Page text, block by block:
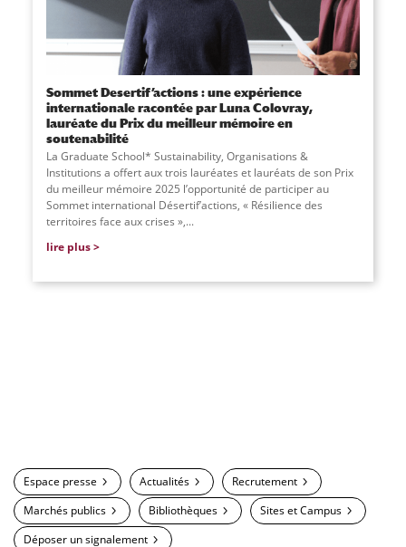
Sommet Desertif’actions : une expérience
internationale racontée par Luna Colovray,
lauréate du Prix du meilleur mémoire en
soutenabilité
La Graduate School* Sustainability, Organisations &
Institutions a offert aux trois lauréates et lauréats de son Prix
du meilleur mémoire 2025 l’opportunité de participer au
Sommet international Désertif’actions, « Résilience des
territoires face aux crises »,...
lire plus
Espace presse Actualités
Recrutement
Marchés publics
Bibliothèques
Sites et Campus
Déposer un signalement